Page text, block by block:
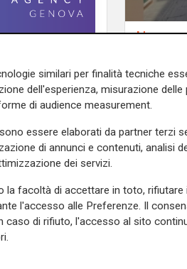
decano Guido
della
del nuovo
l'impegno e la
nel corso della
di razza e ha
Mascia - a
poi assessore
similari per finalità tecniche
dell'esperienza, misurazione
di audience measurement.
essere elaborati da partner terzi
di annunci e contenuti, analisi
dei servizi.
la facoltà di accettare in toto,
l'accesso alle Preferenze. Il
caso di rifiuto, l'accesso al sito